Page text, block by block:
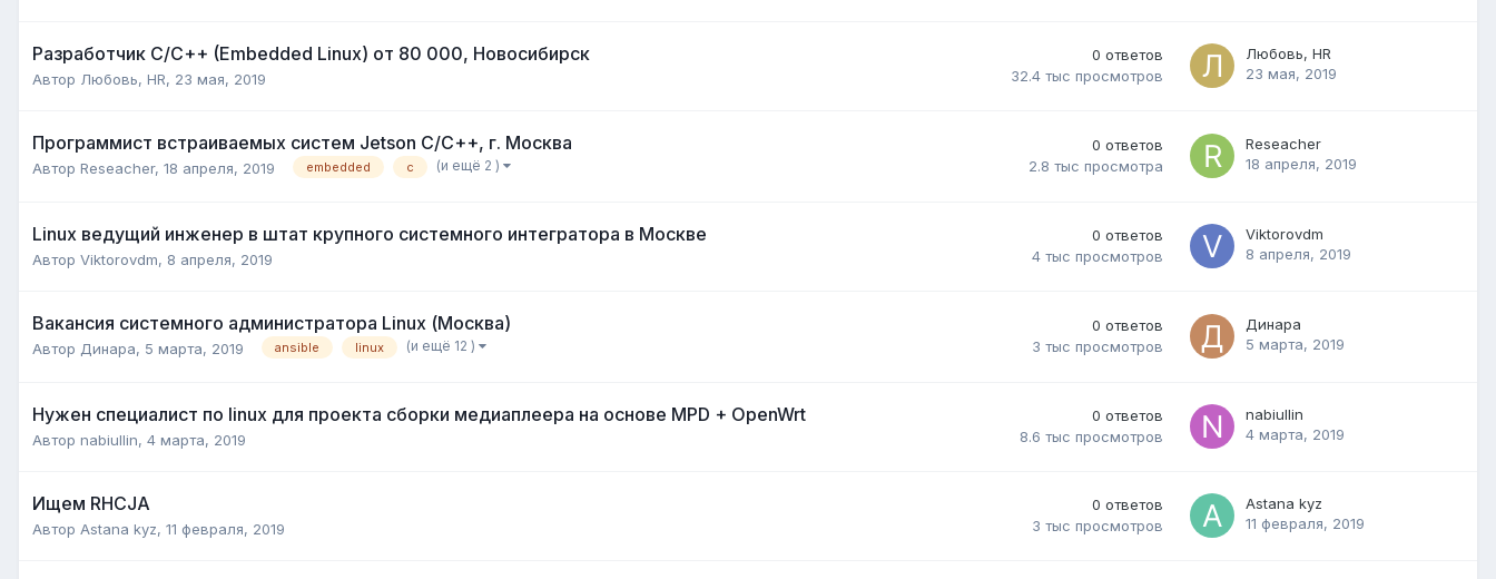
Разработчик C/C++ (Embedded Linux) от 80 000, Новосибирск
Автор Любовь, HR, 23 мая, 2019
0 ответов
32.4 тыс просмотров
Любовь, HR
23 мая, 2019
Программист встраиваемых систем Jetson C/C++, г. Москва
Автор Reseacher, 18 апреля, 2019 embedded c (и ещё 2 )
0 ответов
2.8 тыс просмотра
Reseacher
18 апреля, 2019
Linux ведущий инженер в штат крупного системного интегратора в Москве
Автор Viktorovdm, 8 апреля, 2019
0 ответов
4 тыс просмотров
Viktorovdm
8 апреля, 2019
Вакансия системного администратора Linux (Москва)
Автор Динара, 5 марта, 2019 ansible linux (и ещё 12 )
0 ответов
3 тыс просмотров
Динара
5 марта, 2019
Нужен специалист по linux для проекта сборки медиаплеера на основе MPD + OpenWrt
Автор nabiullin, 4 марта, 2019
0 ответов
8.6 тыс просмотров
nabiullin
4 марта, 2019
Ищем RHCJA
Автор Astana kyz, 11 февраля, 2019
0 ответов
3 тыс просмотров
Astana kyz
11 февраля, 2019